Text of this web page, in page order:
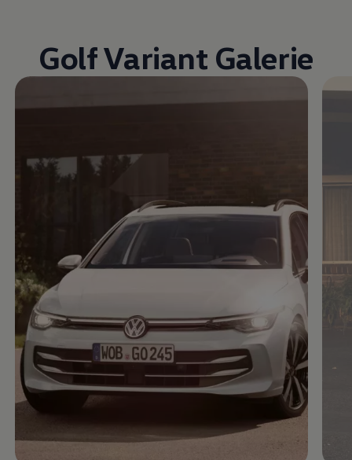
Golf Variant Galerie
Enable fullscreen mode